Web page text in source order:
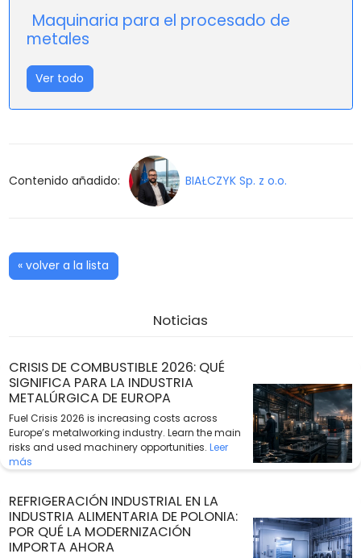
Maquinaria para el procesado de
metales
Ver todo
Contenido añadido: BIAŁCZYK Sp. z o.o.
« volver a la lista
Noticias
CRISIS DE COMBUSTIBLE 2026: QUÉ
SIGNIFICA PARA LA INDUSTRIA
METALÚRGICA DE EUROPA
Fuel Crisis 2026 is increasing costs across
Europe’s metalworking industry. Learn the main
risks and used machinery opportunities. Leer
más
REFRIGERACIÓN INDUSTRIAL EN LA
INDUSTRIA ALIMENTARIA DE POLONIA:
POR QUÉ LA MODERNIZACIÓN
IMPORTA AHORA